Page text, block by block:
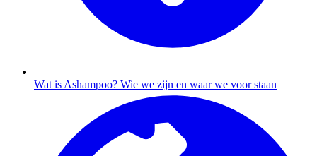
Wat is Ashampoo? Wie we zijn en waar we voor staan